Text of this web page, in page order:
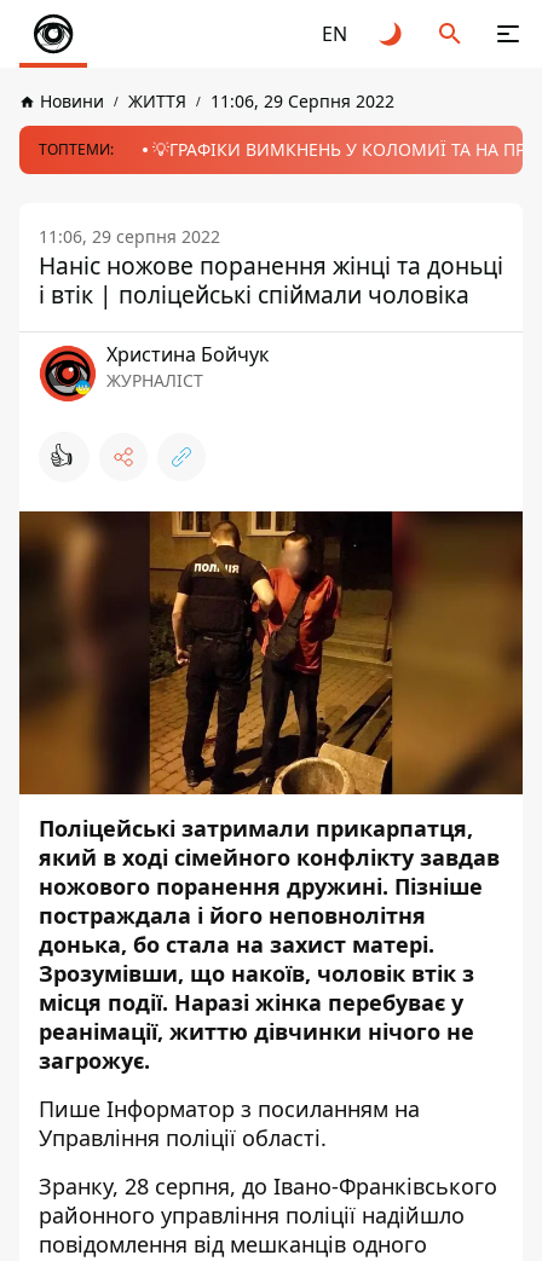
EN
Новини ЖИТТЯ 11:06, 29 Серпня 2022
ТОПТЕМИ: 💡ГРАФІКИ ВИМКНЕНЬ У КОЛОМИЇ ТА НА
11:06, 29 серпня 2022
Наніс ножове поранення жінці та доньці
і втік | поліцейські спіймали чоловіка
Христина Бойчук
ЖУРНАЛІСТ
👍
Поліцейські затримали прикарпатця,
який в ході сімейного конфлікту завдав
ножового поранення дружині. Пізніше
постраждала і його неповнолітня
донька, бо стала на захист матері.
Зрозумівши, що накоїв, чоловік втік з
місця події. Наразі жінка перебуває у
реанімації, життю дівчинки нічого не
загрожує.
Пише Інформатор з посиланням на
Управління поліції області.
Зранку, 28 серпня, до Івано-Франківського
районного управління поліції надійшло
повідомлення від мешканців одного